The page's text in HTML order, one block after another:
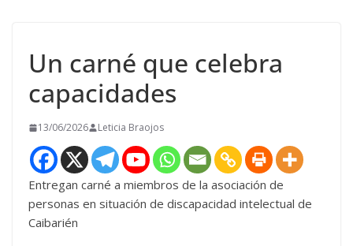
Un carné que celebra
capacidades
13/06/2026 Leticia Braojos
Entregan carné a miembros de la asociación de
personas en situación de discapacidad intelectual de
Caibarién